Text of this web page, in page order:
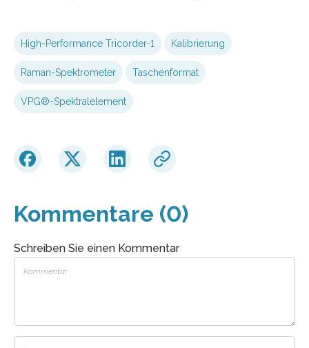
High-Performance Tricorder-1 Kalibrierung
Raman-Spektrometer Taschenformat
VPG®-Spektralelement
Kommentare (0)
Schreiben Sie einen Kommentar